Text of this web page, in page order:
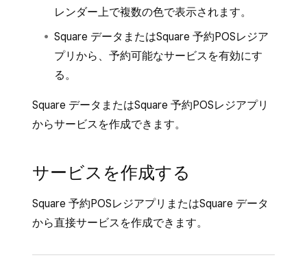
レンダー上で複数の色で表示されます。
Square データまたはSquare 予約POSレジア
プリから、予約可能なサービスを有効にす
る。
Square データまたはSquare 予約POSレジアプリ
からサービスを作成できます。
サービスを作成する
Square 予約POSレジアプリまたはSquare データ
から直接サービスを作成できます。